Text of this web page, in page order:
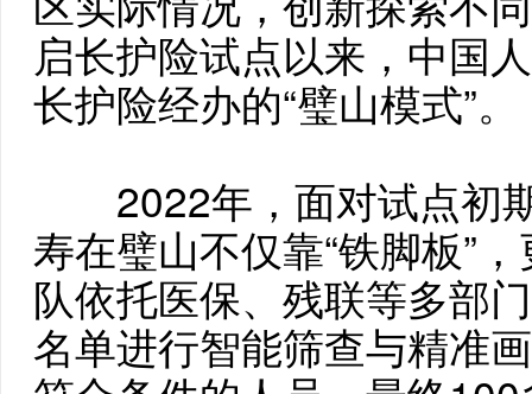
启长护险试点以来，中国
长护险经办的“璧山模式”。
2022年，面对试点初期
寿在璧山不仅靠“铁脚板”
队依托医保、残联等多部
名单进行智能筛查与精准